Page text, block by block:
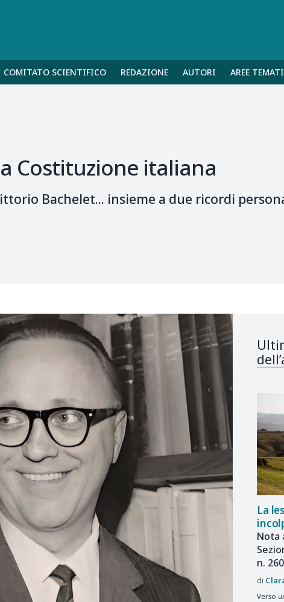
COMITATO SCIENTIFICO REDAZIONE AUTORI AREE
Costituzione italiana
Bachelet... insieme a due ricordi
La
Nota
n.
Verso